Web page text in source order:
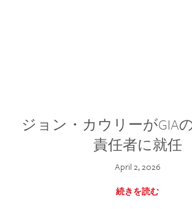
ジョン・カウリーがGIA
責任者に就任
April 2, 2026
続きを読む